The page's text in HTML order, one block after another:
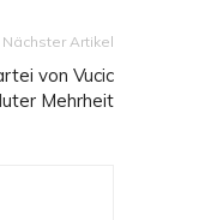
Nächster Artikel
von Vucic
Mehrheit